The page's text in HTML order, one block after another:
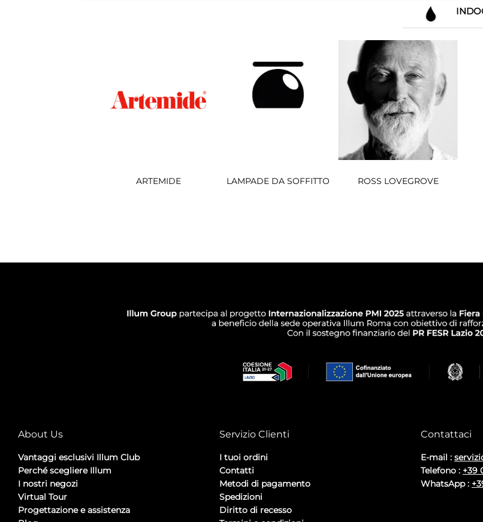
ARTEMIDE LAMPADE DA SOFFITTO ROSS LOVEGROVE
About Us
Vantaggi esclusivi Illum Club
Perché scegliere Illum
I nostri negozi
Virtual Tour
Progettazione e assistenza
Servizio Clienti
I tuoi ordini
Contatti
Metodi di pagamento
Spedizioni
Diritto di recesso
Contattaci
E-mail :
Telefono : +39
WhatsApp :